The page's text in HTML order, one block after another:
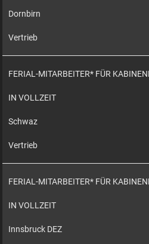
Dornbirn
Vertrieb
FERIAL-MITARBEITER* FÜR
IN VOLLZEIT
Schwaz
Vertrieb
FERIAL-MITARBEITER* FÜR
IN VOLLZEIT
Innsbruck DEZ